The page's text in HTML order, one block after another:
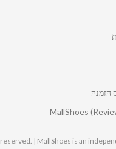
הזמנה
reserved. | MallShoes is an